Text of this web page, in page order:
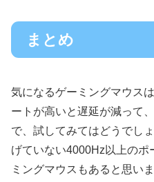
まとめ
気になるゲーミングマウス
ートが高いと遅延が減って
で、試してみてはどうでし
げていない4000Hz以上のポ
ミングマウスもあると思い